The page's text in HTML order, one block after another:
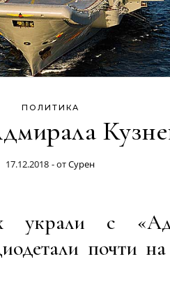
ПОЛИТИКА
17.12.2018 - отСурен
украли с
почти